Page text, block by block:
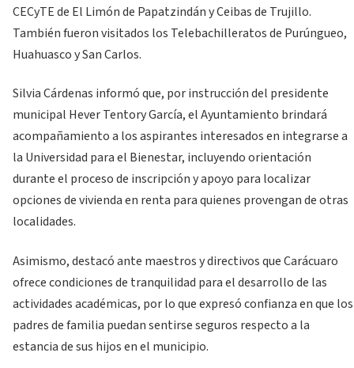
CECyTE de El Limón de Papatzindán y Ceibas de Trujillo.
También fueron visitados los Telebachilleratos de Purúngueo,
Huahuasco y San Carlos.
Silvia Cárdenas informó que, por instrucción del presidente
municipal Hever Tentory García, el Ayuntamiento brindará
acompañamiento a los aspirantes interesados en integrarse a
la Universidad para el Bienestar, incluyendo orientación
durante el proceso de inscripción y apoyo para localizar
opciones de vivienda en renta para quienes provengan de otras
localidades.
Asimismo, destacó ante maestros y directivos que Carácuaro
ofrece condiciones de tranquilidad para el desarrollo de las
actividades académicas, por lo que expresó confianza en que los
padres de familia puedan sentirse seguros respecto a la
estancia de sus hijos en el municipio.